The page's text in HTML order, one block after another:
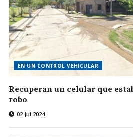
EN UN CONTROL VEHICULAR
Recuperan un celular que
robo
02 Jul 2024